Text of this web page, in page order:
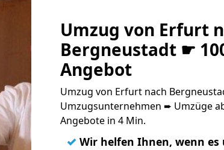
Umzug von Erfurt
Bergneustadt ☛
Angebot
Umzug von Erfurt nach
Umzugsunternehmen ➨ Umzüge
Angebote in 4 Min.
✓ Wir helfen Ihnen, wenn